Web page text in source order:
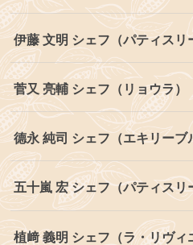
伊藤 文明 シェフ（パティスリ
菅又 亮輔 シェフ（リョウラ）
德永 純司 シェフ（エキリーブ
五十嵐 宏 シェフ（パティスリ
植﨑 義明 シェフ（ラ・リヴィ